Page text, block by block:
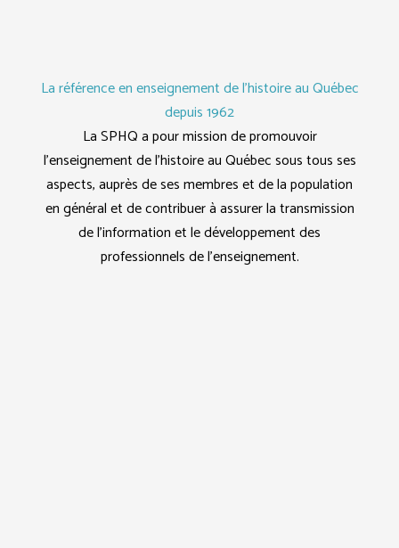
La référence en enseignement de l'histoire au Québec
depuis 1962
La SPHQ a pour mission de promouvoir
l’enseignement de l’histoire au Québec sous tous ses
aspects, auprès de ses membres et de la population
en général et de contribuer à assurer la transmission
de l’information et le développement des
professionnels de l’enseignement.